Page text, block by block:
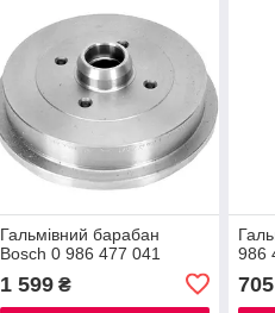
Гальмівний барабан
Bosch 0 986 477 041
1 599₴
986
705